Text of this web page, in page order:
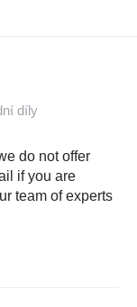
díly
do not offer
if you are
team of experts